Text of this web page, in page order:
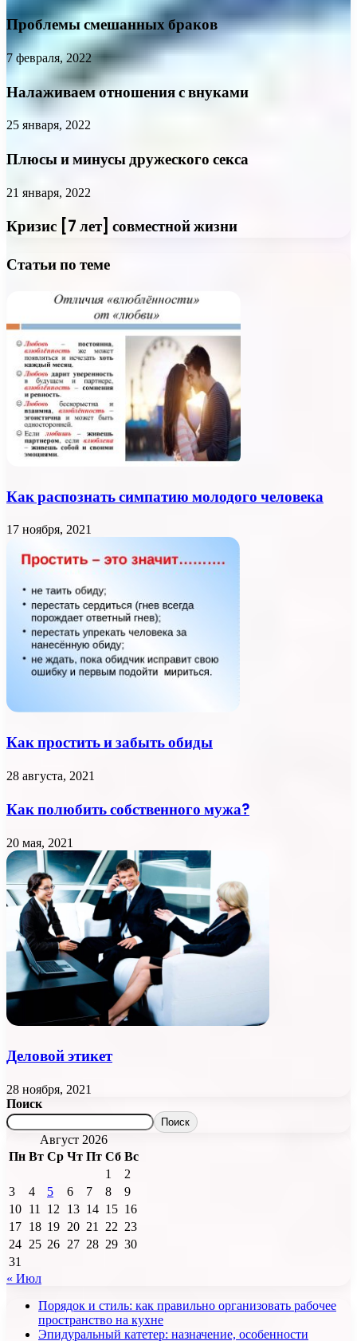
Проблемы смешанных браков
7 февраля, 2022
Налаживаем отношения с внуками
25 января, 2022
Плюсы и минусы дружеского секса
21 января, 2022
Кризис [7 лет] совместной жизни
Статьи по теме
Как распознать симпатию молодого человека
17 ноября, 2021
Как простить и забыть обиды
28 августа, 2021
Как полюбить собственного мужа?
20 мая, 2021
Деловой этикет
28 ноября, 2021
Поиск
Поиск
Август 2026
Пн Вт Ср Чт Пт Сб Вс
1
2
3
4 5 6 7 8
9
10 11 12 13 14 15 16
17 18 19 20 21 22 23
24 25 26 27 28 29 30
31
« Июл
Порядок и стиль: как правильно организовать рабочее
пространство на кухне
Эпидуральный катетер: назначение, особенности